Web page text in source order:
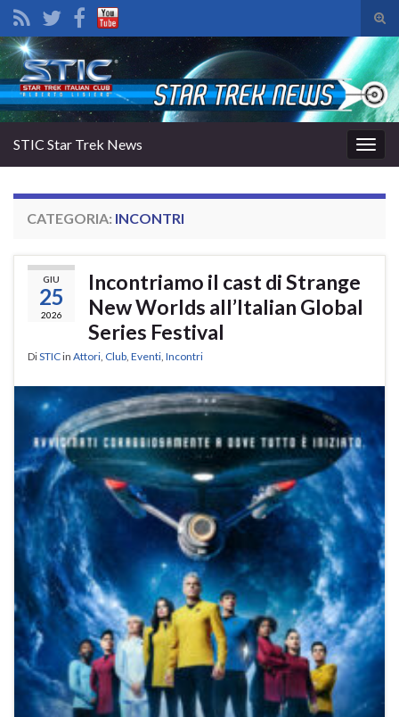
il
di
Search for:
la
STIC Star Trek News
CATEGORIA: INCONTRI
GIU
25
2026
Incontriamo il cast di Strange
New Worlds all’Italian Global
Series Festival
DiSTICin Attori Club Eventi Incontri